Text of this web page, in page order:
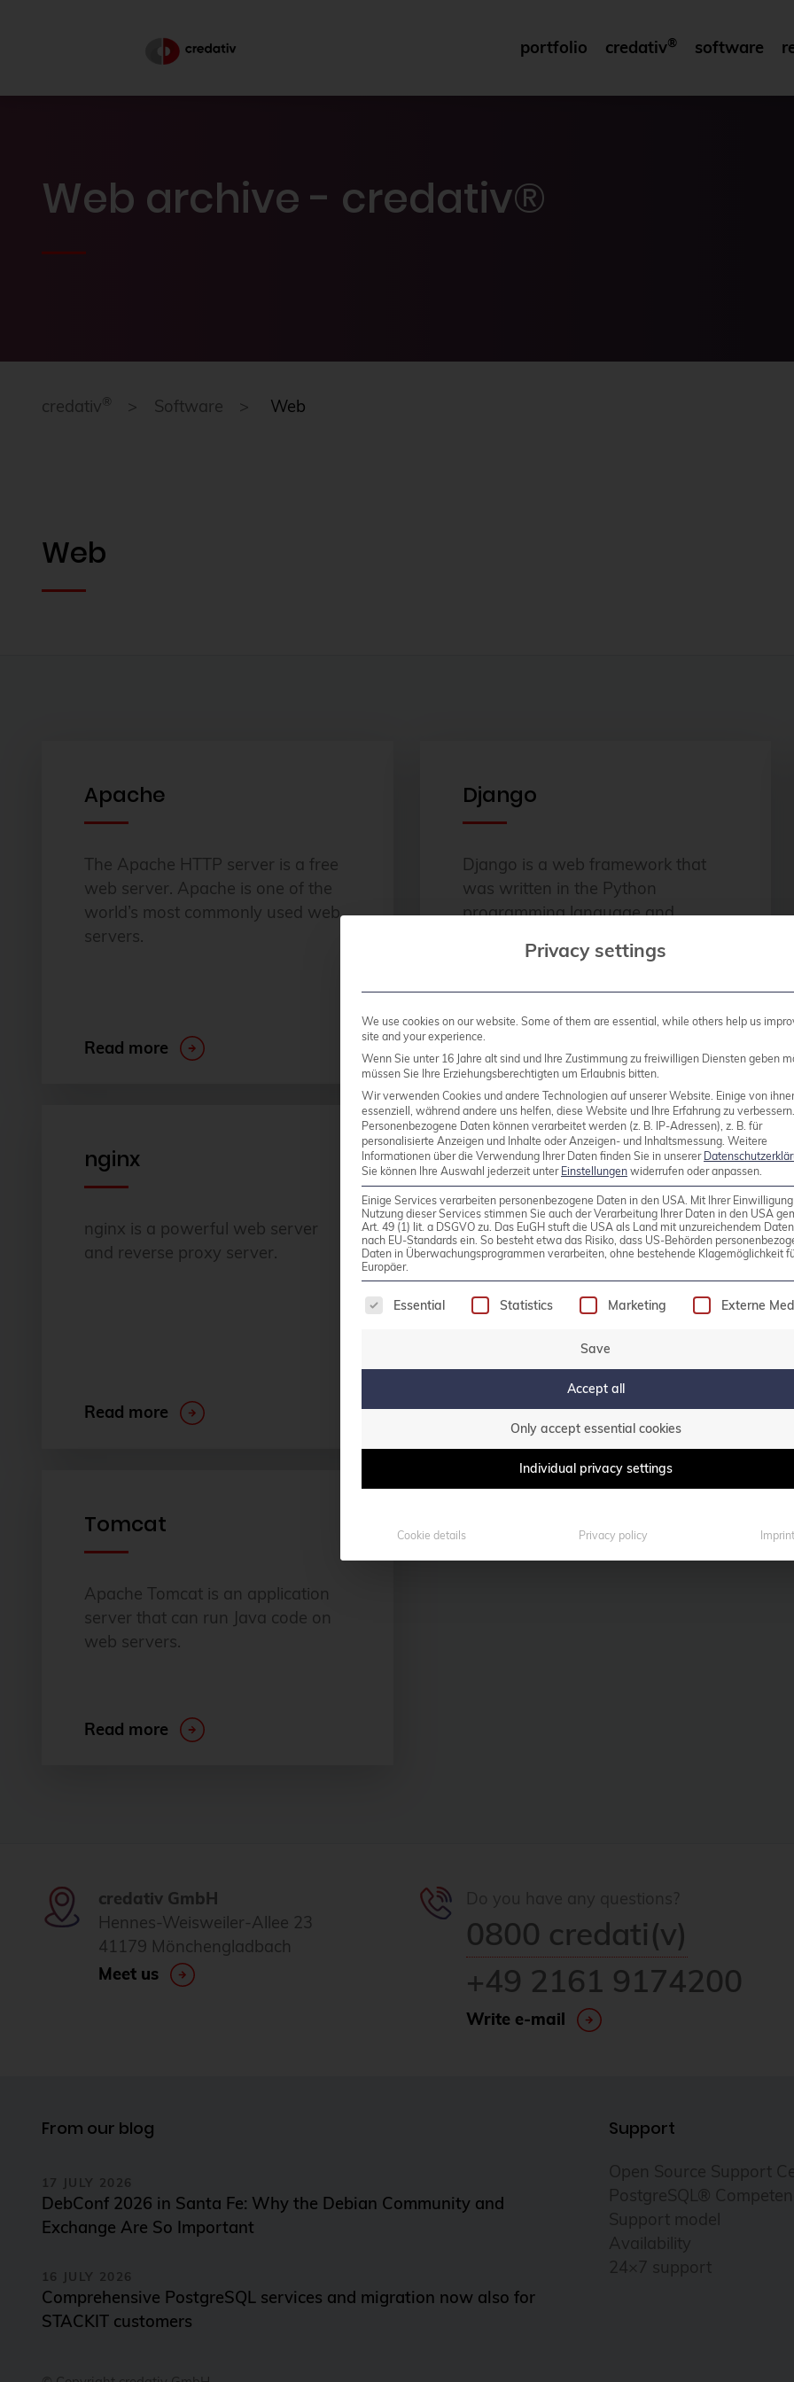
portfolio credativ® software
Web archive - credativ®
credativ ® Software Web
Web
Apache
The Apache HTTP server is a free
web server. Apache is one of the
world’s most commonly used web
servers.
Read more
Django
Django is a web framework that
was written in the Python
programming language and
design pattern.
nginx
nginx is a powerful web server
and reverse proxy server.
Read more
Pylons
Pylons is a modern web
framework that was written in the
Python programming language
and follows the model-view-
Read more
Tomcat
Apache Tomcat is an application
server that can run Java code on
web servers.
Read more
credativ GmbH
Hennes-Weisweiler-Allee 23
41179 Mönchengladbach
Meet us
0800 credati(v)
+49 2161 9174200
Write e-mail
From our blog
17 JULY 2026
DebConf 2026 in Santa Fe: Why the Debian Community and
Exchange Are So Important
16 JULY 2026
Comprehensive PostgreSQL services and migration now also for
STACKIT customers
Support
Open Source Support
PostgreSQL®
Support model
Availability
24×7 support
Privacy settings
We use cookies on our website. Some of them are essential, while others help us
site and your experience.
Wenn Sie unter 16 Jahre alt sind und Ihre Zustimmung zu freiwilligen Diensten geben
müssen Sie Ihre Erziehungsberechtigten um Erlaubnis bitten.
Wir verwenden Cookies und andere Technologien auf unserer Website. Einige von
essenziell, während andere uns helfen, diese Website und Ihre Erfahrung zu verbessern.
Personenbezogene Daten können verarbeitet werden (z. B. IP-Adressen), z. B. für
personalisierte Anzeigen und Inhalte oder Anzeigen- und Inhaltsmessung. Weitere
Informationen über die Verwendung Ihrer Daten finden Sie in unserer
Sie können Ihre Auswahl jederzeit unter Einstellungen widerrufen oder anpassen.
Einige Services verarbeiten personenbezogene Daten in den USA. Mit Ihrer
Nutzung dieser Services stimmen Sie auch der Verarbeitung Ihrer Daten in den USA
Art. 49 (1) lit. a DSGVO zu. Das EuGH stuft die USA als Land mit unzureichendem
nach EU-Standards ein. So besteht etwa das Risiko, dass US-Behörden
Daten in Überwachungsprogrammen verarbeiten, ohne bestehende Klagemöglichkeit
Europäer.
The following is a list of service groups for which
Essential Statistics Marketing Externe
Save
Accept all
Only accept essential cookies
Individual privacy settings
Cookie details Privacy policy Imprint